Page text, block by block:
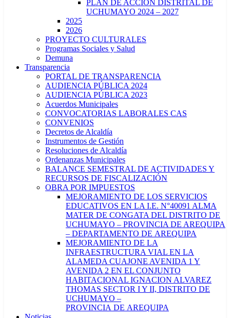
PLAN DE ACCIÓN DISTRITAL DE
UCHUMAYO 2024 – 2027
2025
2026
PROYECTO CULTURALES
Programas Sociales y Salud
Demuna
Transparencia
PORTAL DE TRANSPARENCIA
AUDIENCIA PÚBLICA 2024
AUDIENCIA PÚBLICA 2023
Acuerdos Municipales
CONVOCATORIAS LABORALES CAS
CONVENIOS
Decretos de Alcaldía
Instrumentos de Gestión
Resoluciones de Alcaldía
Ordenanzas Municipales
BALANCE SEMESTRAL DE ACTIVIDADES Y
RECURSOS DE FISCALIZACIÓN
OBRA POR IMPUESTOS
MEJORAMIENTO DE LOS SERVICIOS
EDUCATIVOS EN LA I.E. N°40091 ALMA
MATER DE CONGATA DEL DISTRITO DE
UCHUMAYO – PROVINCIA DE AREQUIPA
– DEPARTAMENTO DE AREQUIPA
MEJORAMIENTO DE LA
INFRAESTRUCTURA VIAL EN LA
ALAMEDA CUAJONE AVENIDA 1 Y
AVENIDA 2 EN EL CONJUNTO
HABITACIONAL IGNACION ALVAREZ
THOMAS SECTOR I Y II, DISTRITO DE
UCHUMAYO –
PROVINCIA DE AREQUIPA